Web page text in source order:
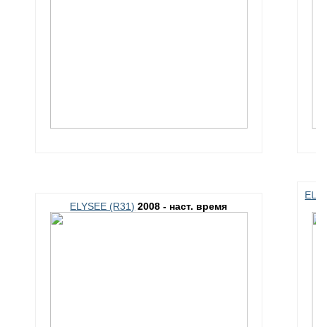
ELYSEE (R31) 2008 - наст. время